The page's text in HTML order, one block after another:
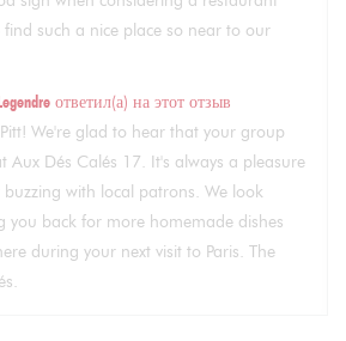
such a nice place so near to our
ответил(а) на этот отзыв
We're glad to hear that your group
Aux Dés Calés 17. It's always a pleasure
with local patrons. We look
you back for more homemade dishes
during your next visit to Paris. The